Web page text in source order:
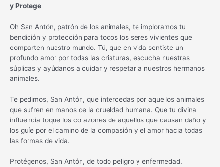
y Protege
Oh San Antón, patrón de los animales, te imploramos tu
bendición y protección para todos los seres vivientes que
comparten nuestro mundo. Tú, que en vida sentiste un
profundo amor por todas las criaturas, escucha nuestras
súplicas y ayúdanos a cuidar y respetar a nuestros hermanos
animales.
Te pedimos, San Antón, que intercedas por aquellos animales
que sufren en manos de la crueldad humana. Que tu divina
influencia toque los corazones de aquellos que causan daño y
los guíe por el camino de la compasión y el amor hacia todas
las formas de vida.
Protégenos, San Antón, de todo peligro y enfermedad.